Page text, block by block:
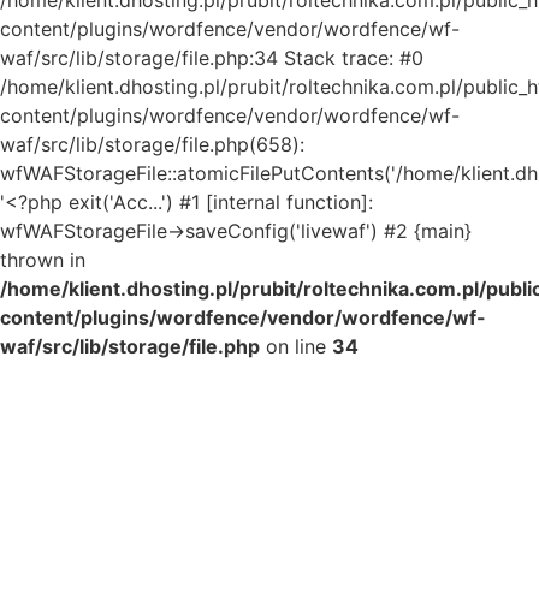
content/plugins/wordfence/vendor/wordfence/wf-
waf/src/lib/storage/file.php:34 Stack trace: #0
/home/klient.dhosting.pl/prubit/roltechnika.com.pl/
content/plugins/wordfence/vendor/wordfence/wf-
waf/src/lib/storage/file.php(658):
wfWAFStorageFile::atomicFilePutContents('/home/
'<?php exit('Acc...') #1 [internal function]:
wfWAFStorageFile->saveConfig('livewaf') #2 {main}
thrown in
/home/klient.dhosting.pl/prubit/roltechnika.com.pl/
content/plugins/wordfence/vendor/wordfence/wf-
waf/src/lib/storage/file.php on line 34